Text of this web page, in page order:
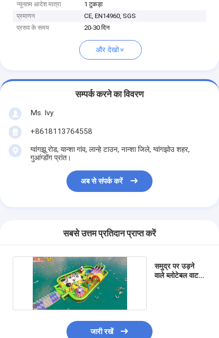
न्यूनतम आदेश मात्रा
1 टुकड़ा
प्रमाणन
CE, EN14960, SGS
प्रसव के समय
20-30 दिन
और देखो
सम्पर्क करने का विवरण
Ms. Ivy
+8618113764558
ग्वांगझू रोड, यान्शा गांव, लान्हे टाउन, नान्शा जिले, ग्वांगझोउ शहर,
गुआंग्डोंग प्रांत।
अब से संपर्क करें
सबसे उत्तम प्रतिदान प्राप्त करें
समुद्र पर उड़ने
वाले ब्लोटेबल वाटर
जारी रखें